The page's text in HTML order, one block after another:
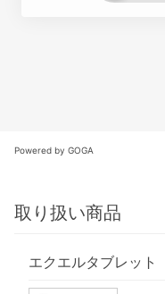
Powered by GOGA
取り扱い商品
エクエルタブレット